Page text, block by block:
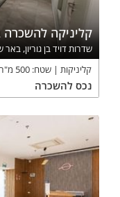
קליניקה להשכרה
שדרות דויד בן גוריון,
קליניקות
שטח: 500 מ"ר
נכס להשכרה